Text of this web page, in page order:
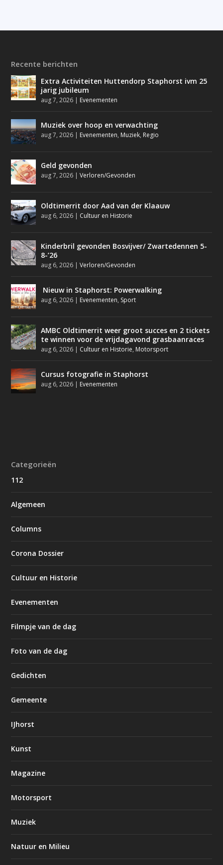
Recente berichten
Extra Activiteiten Huttendorp Staphorst ivm 25
jarig jubileum
aug 7, 2026 | Evenementen
Muziek over hoop en verwachting
aug 7, 2026 | Evenementen, Muziek, Regio
Geld gevonden
aug 7, 2026 |Verloren/Gevonden
Oldtimerrit door Aad van der Klaauw
aug 6, 2026 | Cultuur en Historie
Kinderbril gevonden Bosvijver/ Zwartedennen 5-
8-’26
aug 6, 2026 |Verloren/Gevonden
Nieuw in Staphorst: Powerwalking
aug 6, 2026 | Evenementen, Sport
AMBC Oldtimerrit weer groot succes en 2 tickets
te winnen voor de vrijdagavond grasbaanraces
aug 6, 2026 | Cultuur en Historie, Motorsport
Cursus fotografie in Staphorst
aug 6, 2026 | Evenementen
Categorieën
112
Algemeen
Columns
Corona Dossier
Cultuur en Historie
Evenementen
Filmpje van de dag
Foto van de dag
Gedichten
Gemeente
IJhorst
Kunst
Magazine
Motorsport
Muziek
Natuur en Milieu